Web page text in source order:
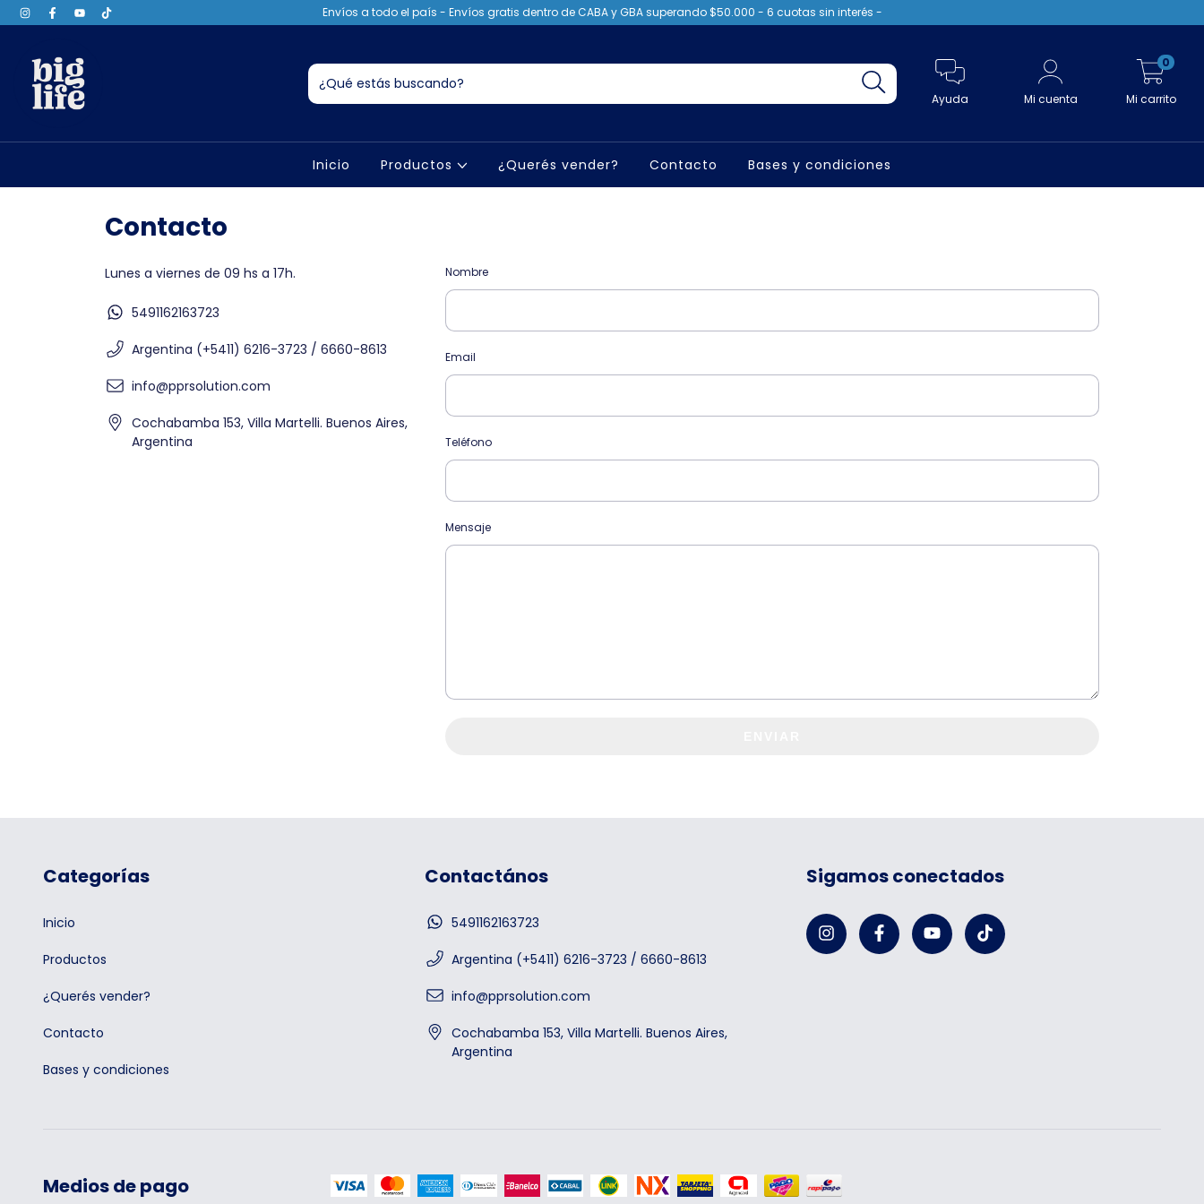
Envíos a todo el país - Envíos gratis dentro de CABA y GBA superando $50.000 - 6 cuotas sin interés -
Ayuda Mi cuenta Mi carrito
0
Inicio Productos ¿Querés vender? Contacto Bases y condiciones
Contacto
Lunes a viernes de 09 hs a 17h.
5491162163723
Argentina (+5411) 6216-3723 / 6660-8613
info@pprsolution.com
Cochabamba 153, Villa Martelli. Buenos Aires,
Argentina
Nombre
Email
Teléfono
Mensaje
Categorías
Inicio
Productos
¿Querés vender?
Contacto
Bases y condiciones
Contactános
5491162163723
Argentina (+5411) 6216-3723 / 6660-8613
info@pprsolution.com
Cochabamba 153, Villa Martelli. Buenos Aires,
Argentina
Sigamos conectados
Medios de pago